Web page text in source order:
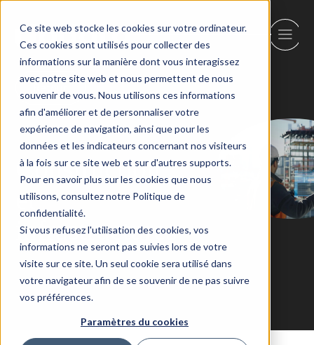
Ce site web stocke les cookies sur votre ordinateur.
Ces cookies sont utilisés pour collecter des
informations sur la manière dont vous interagissez
avec notre site web et nous permettent de nous
souvenir de vous. Nous utilisons ces informations
afin d'améliorer et de personnaliser votre
expérience de navigation, ainsi que pour les
données et les indicateurs concernant nos visiteurs
à la fois sur ce site web et sur d'autres supports.
Pour en savoir plus sur les cookies que nous
utilisons, consultez notre Politique de
confidentialité.
Si vous refusez l'utilisation des cookies, vos
informations ne seront pas suivies lors de votre
visite sur ce site. Un seul cookie sera utilisé dans
votre navigateur afin de se souvenir de ne pas suivre
vos préférences.
Paramètres du cookies
Construction
et
infrastructures